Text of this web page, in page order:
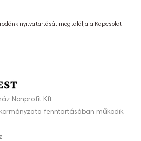
nyitvatartását megtalálja a Kapcsolat
Nonprofit Kft.
fenntartásában működik.